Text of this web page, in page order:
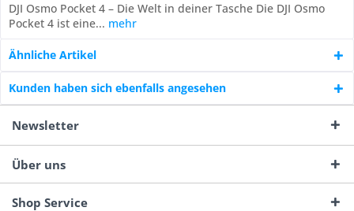
DJI Osmo Pocket 4 – Die Welt in deiner Tasche Die DJI Osmo
Pocket 4 ist eine... mehr
Ähnliche Artikel
Kunden haben sich ebenfalls angesehen
Newsletter
Über uns
Shop Service